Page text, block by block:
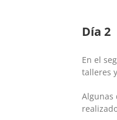
Día 2
En el
talleres
Algunas